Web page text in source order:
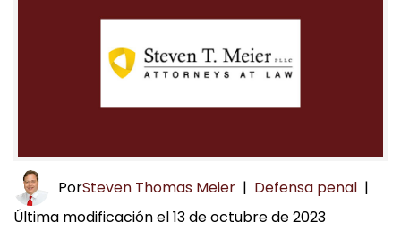
PorSteven Thomas Meier | Defensa penal |
Última modificación el 13 de octubre de 2023